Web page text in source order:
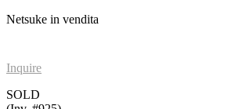
Netsuke in vendita
Inquire
SOLD